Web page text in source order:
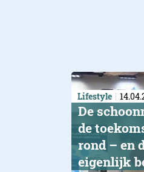
Lifestyle
De
de
rond – en
eigenlijk